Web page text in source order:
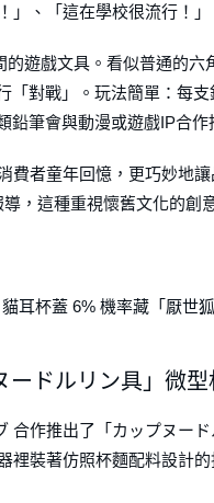
、「這在學校很流行！」
的遊戲文具。看似普通的
對戰」。玩法簡單：每
筆會與動漫或遊戲IP合
費者童年回憶，更巧妙地
，這種重視懷舊文化的
貓耳杯蓋 6% 機率藏「厭世
ドルリン具」微型
合作推出了「カップヌー
裡裝著仿照杯麵配料設計